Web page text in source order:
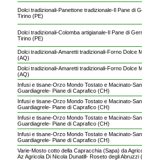
Dolci tradizionali-Panettone tradizionale-Il Pane di
Tirino (PE)
Dolci tradizionali-Colomba artigianale-Il Pane di
Tirino (PE)
Dolci tradizionali-Amaretti tradizionali-Forno Dolce
(AQ)
Dolci tradizionali-Amaretti tradizionali-Forno Dolce
(AQ)
Infusi e tisane-Orzo Mondo Tostato e Macinato-
Guardiagrele- Piane di Caprafico (CH)
Infusi e tisane-Orzo Mondo Tostato e Macinato-
Guardiagrele- Piane di Caprafico (CH)
Infusi e tisane-Orzo Mondo Tostato e Macinato-
Guardiagrele- Piane di Caprafico (CH)
Infusi e tisane-Orzo Mondo Tostato e Macinato-
Guardiagrele- Piane di Caprafico (CH)
Varie-Mosto cotto della Capracchia (Sapa) da
Az Agricola Di Nicola Dunatill- Roseto degli Abruzzi